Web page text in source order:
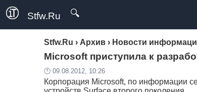
Stfw.Ru 🔍
Stfw.Ru › Архив › Новости
Microsoft приступила к
🕛 09.08.2012, 10:26
Корпорация Microsoft, по информации